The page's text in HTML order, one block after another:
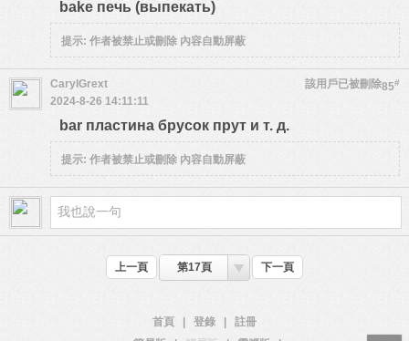
bake печь (выпекать)
提示: 作者被禁止或刪除 內容自動屏蔽
85#
CarylGrext
該用戶已被刪除
2024-8-26 14:11:11
bar пластина брусок прут и т. д.
提示: 作者被禁止或刪除 內容自動屏蔽
上一頁 第17頁 下一頁
首頁 登錄
註冊